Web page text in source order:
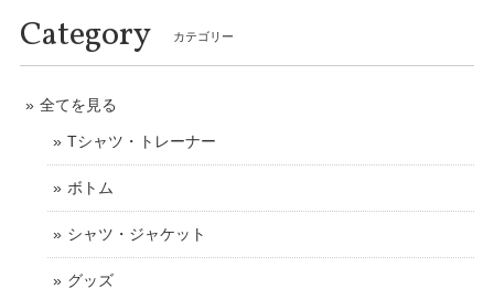
Category カテゴリー
全てを見る
Tシャツ・トレーナー
ボトム
シャツ・ジャケット
グッズ